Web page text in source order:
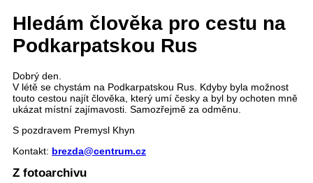
Hledám člověka pro cestu na
Podkarpatskou Rus
Dobrý den.
V létě se chystám na Podkarpatskou Rus. Kdyby byla možnost
touto cestou najít člověka, který umí česky a byl by ochoten mně
ukázat místní zajímavosti. Samozřejmě za odměnu.
S pozdravem Premysl Khyn
Kontakt: brezda@centrum.cz
Z fotoarchivu